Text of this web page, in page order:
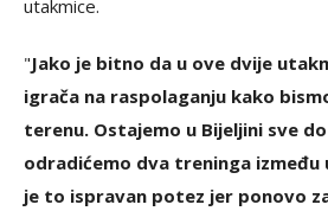
utakmice.
"Jako je bitno da u ove dvije
igrača na raspolaganju kako
terenu. Ostajemo u Bijeljini sve
odradićemo dva treninga između
je to ispravan potez jer ponovo